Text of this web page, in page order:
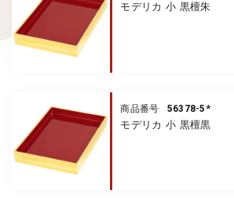
モデリカ 小 黒檀朱
商品番号 56378-5*
モデリカ 小 黒檀黒